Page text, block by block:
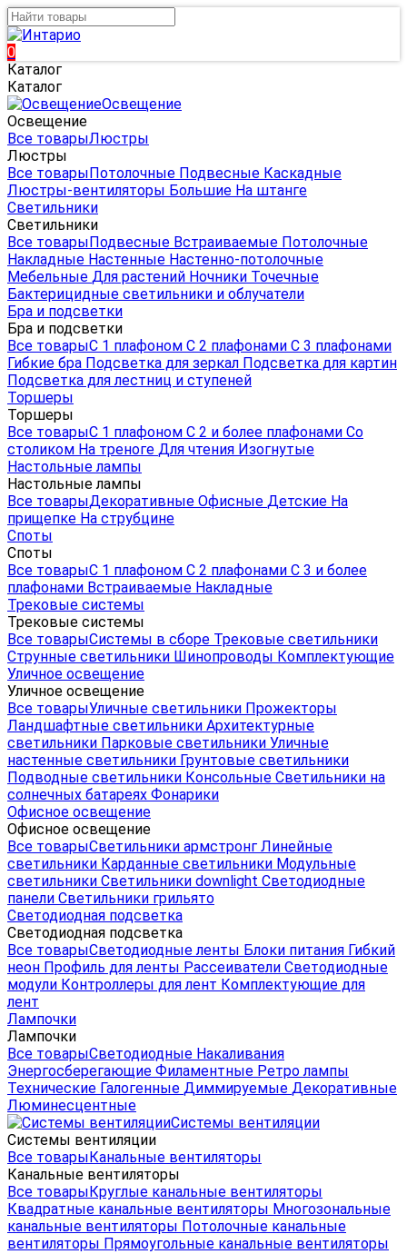
0
Каталог
Каталог
Освещение
Освещение
Все товарыЛюстры
Люстры
Все товарыПотолочные Подвесные Каскадные
Люстры-вентиляторы Большие На штанге
Светильники
Светильники
Все товарыПодвесные Встраиваемые Потолочные
Накладные Настенные Настенно-потолочные
Мебельные Для растений Ночники Точечные
Бактерицидные светильники и облучатели
Бра и подсветки
Бра и подсветки
Все товарыС 1 плафоном С 2 плафонами С 3 плафонами
Гибкие бра Подсветка для зеркал Подсветка для картин
Подсветка для лестниц и ступеней
Торшеры
Торшеры
Все товарыС 1 плафоном С 2 и более плафонами Со
столиком На треноге Для чтения Изогнутые
Настольные лампы
Настольные лампы
Все товарыДекоративные Офисные Детские На
прищепке На струбцине
Споты
Споты
Все товарыС 1 плафоном С 2 плафонами С 3 и более
плафонами Встраиваемые Накладные
Трековые системы
Трековые системы
Все товарыСистемы в сборе Трековые светильники
Струнные светильники Шинопроводы Комплектующие
Уличное освещение
Уличное освещение
Все товарыУличные светильники Прожекторы
Ландшафтные светильники Архитектурные
светильники Парковые светильники Уличные
настенные светильники Грунтовые светильники
Подводные светильники Консольные Светильники на
солнечных батареях Фонарики
Офисное освещение
Офисное освещение
Все товарыСветильники армстронг Линейные
светильники Карданные светильники Модульные
светильники Светильники downlight Светодиодные
панели Светильники грильято
Светодиодная подсветка
Светодиодная подсветка
Все товарыСветодиодные ленты Блоки питания Гибкий
неон Профиль для ленты Рассеиватели Светодиодные
модули Контроллеры для лент Комплектующие для
лент
Лампочки
Лампочки
Все товарыСветодиодные Накаливания
Энергосберегающие Филаментные Ретро лампы
Технические Галогенные Диммируемые Декоративные
Люминесцентные
Системы вентиляции
Системы вентиляции
Все товарыКанальные вентиляторы
Канальные вентиляторы
Все товарыКруглые канальные вентиляторы
Квадратные канальные вентиляторы Многозональные
канальные вентиляторы Потолочные канальные
вентиляторы Прямоугольные канальные вентиляторы